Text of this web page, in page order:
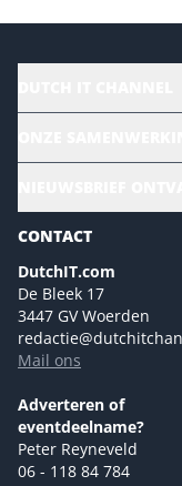
Magazines
Marketingmogelijkheden
Eventmogelijkheden 2026
Advertising opportunities
Event opportunities 2026
NL Digital
Versturen
CONTACT
DutchIT.com
De Bleek 17
3447 GV Woerden
Mail ons
Adverteren of
eventdeelname?
Peter Reyneveld
06 - 118 84 784